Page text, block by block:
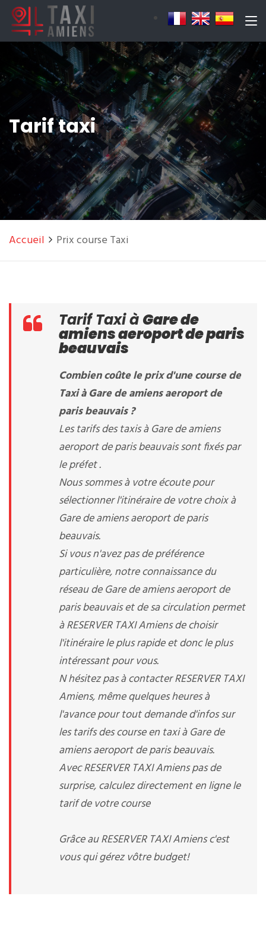
Tarif taxi
Accueil Prix course Taxi
Tarif Taxi à Gare de
amiens aeroport de paris
beauvais
Combien coûte le prix d'une course de
Taxi à Gare de amiens aeroport de
paris beauvais ?
Les tarifs des taxis à Gare de amiens
aeroport de paris beauvais sont fixés par
le préfet .
Nous sommes à votre écoute pour
sélectionner l'itinéraire de votre choix à
Gare de amiens aeroport de paris
beauvais.
Si vous n'avez pas de préférence
particulière, notre connaissance du
réseau de Gare de amiens aeroport de
paris beauvais et de sa circulation permet
à RESERVER TAXI Amiens de choisir
l'itinéraire le plus rapide et donc le plus
intéressant pour vous.
N hésitez pas à contacter RESERVER TAXI
Amiens, même quelques heures à
l'avance pour tout demande d'infos sur
les tarifs des course en taxi à Gare de
amiens aeroport de paris beauvais.
Avec RESERVER TAXI Amiens pas de
surprise, calculez directement en ligne le
tarif de votre course
Grâce au RESERVER TAXI Amiens c'est
vous qui gérez vôtre budget!